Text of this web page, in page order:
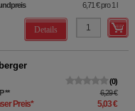
6,71 €pro 1 l
Details
0
** 6,29 €
Preis* 5,03 €